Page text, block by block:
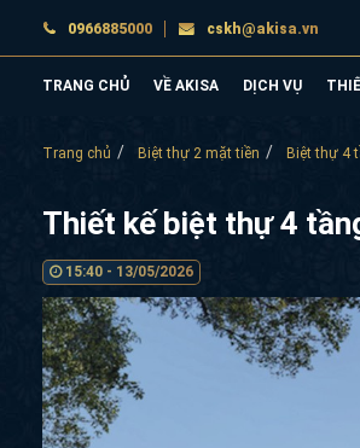
0966885000 cskh@akisa.vn
TRANG CHỦ VỀ AKISA DỊCH VỤ
Trang chủ Biệt thự 2 mặt tiền Biệt thự 4
Thiết kế biệt thự 4
15:40 - 13/05/2026